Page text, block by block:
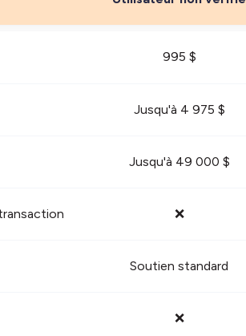
995 $
Jusqu'à 4 975 $
Jusqu'à 49 000 $
❌
Soutien standard
❌